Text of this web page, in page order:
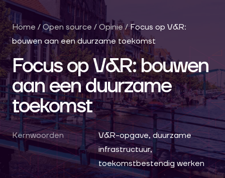
Home / Open source /Opinie/Focus op V&R:
bouwen aan een duurzame toekomst
Focus op V&R: bouwen
aan een duurzame
toekomst
Kernwoorden
V&R-opgave, duurzame
infrastructuur,
toekomstbestendig werken